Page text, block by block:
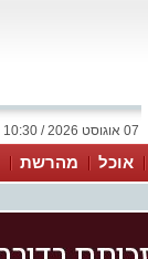
07 אוגוסט 2026 / 10:30
אוכל מהרשת